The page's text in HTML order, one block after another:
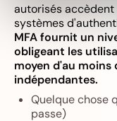
autorisés accèdent
systèmes
MFA fournit un
obligeant les
moyen d'au
indépendantes.
Quelque chose
passe)